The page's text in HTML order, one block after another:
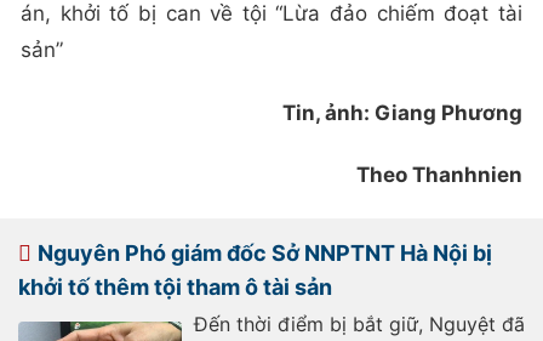
án, khởi tố bị can về tội “Lừa đảo chiếm đoạt tài
sản”
Tin, ảnh: Giang Phương
Theo Thanhnien
Nguyên Phó giám đốc Sở NNPTNT Hà Nội bị
khởi tố thêm tội tham ô tài sản
Đến thời điểm bị bắt giữ, Nguyệt đã